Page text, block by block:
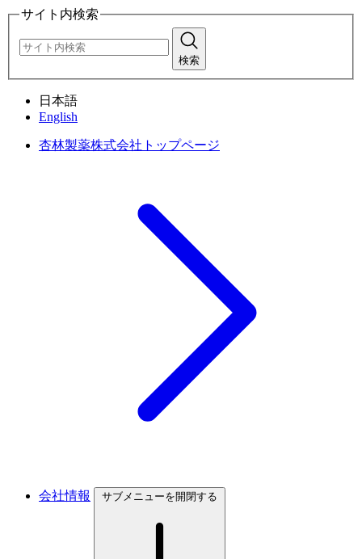
サイト内検索
検索
日本語
English
杏林製薬株式会社トップページ
会社情報 サブメニューを開閉する